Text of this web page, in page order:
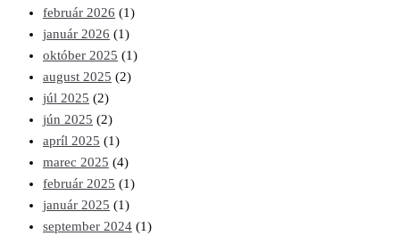
február 2026 (1)
január 2026 (1)
október 2025 (1)
august 2025 (2)
júl 2025 (2)
jún 2025 (2)
apríl 2025 (1)
marec 2025 (4)
február 2025 (1)
január 2025 (1)
september 2024 (1)